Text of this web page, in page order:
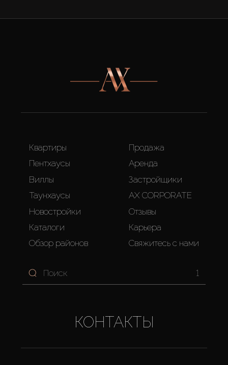
Квартиры
Пентхаусы
Виллы
Таунхаусы
Новостройки
Каталоги
Обзор районов
Продажа
Аренда
Застройщики
AX CORPORATE
Отзывы
Карьера
Свяжитесь с нами
1
КОНТАКТЫ